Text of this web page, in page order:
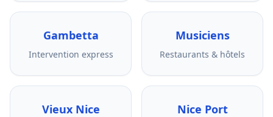
Gambetta
Intervention express
Musiciens
Restaurants & hôtels
Vieux Nice Nice Port